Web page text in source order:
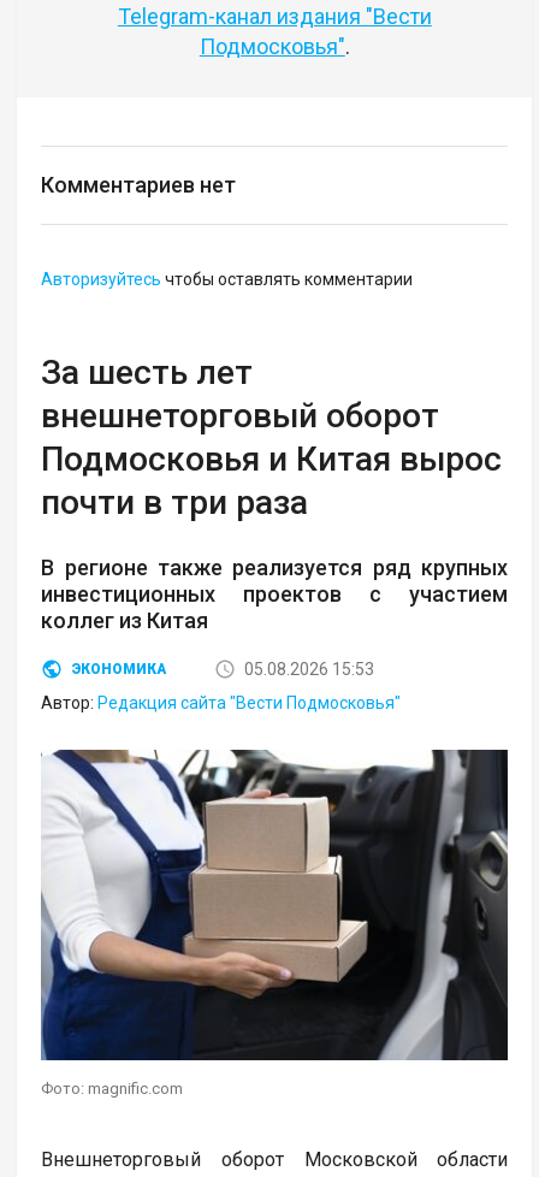
Telegram-канал издания "Вести
Подмосковья".
Комментариев нет
Авторизуйтесь чтобы оставлять комментарии
За шесть лет
внешнеторговый оборот
Подмосковья и Китая вырос
почти в три раза
В регионе также реализуется ряд крупных
инвестиционных проектов с участием
коллег из Китая
ЭКОНОМИКА
05.08.2026 15:53
Автор: Редакция сайта "Вести Подмосковья"
Фото: magnific.com
Внешнеторговый оборот Московской области